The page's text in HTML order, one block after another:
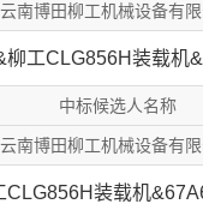
云南博田柳工机械设备有
工CLG856H装载机
中标候选人名称
云南博田柳工机械设备有
装载机